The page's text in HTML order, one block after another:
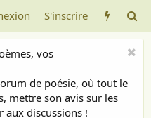
S'inscrire
vos
de poésie, où tout le
mettre son avis sur les
aux discussions !